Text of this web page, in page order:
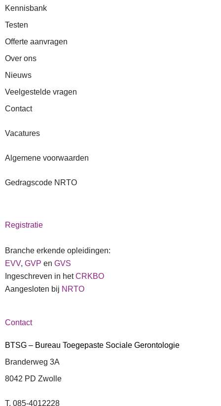
Kennisbank
Testen
Offerte aanvragen
Over ons
Nieuws
Veelgestelde vragen
Contact
Vacatures
Algemene voorwaarden
Gedragscode NRTO
Registratie
Branche erkende opleidingen:
EVV, GVP en GVS
Ingeschreven in hetCRKBO
Aangesloten bij NRTO
Contact
BTSG – Bureau Toegepaste Sociale Gerontologie
Branderweg 3A
8042 PD Zwolle
T. 085-4012228